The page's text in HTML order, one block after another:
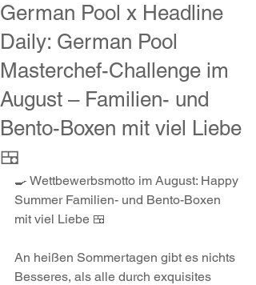
German Pool x Headline
Daily: German Pool
Masterchef-Challenge im
August – Familien- und
Bento-Boxen mit viel Liebe
🍱
🍳 Wettbewerbsmotto im August: Happy
Summer Familien- und Bento-Boxen
mit viel Liebe 🍱
An heißen Sommertagen gibt es nichts
Besseres, als alle durch exquisites